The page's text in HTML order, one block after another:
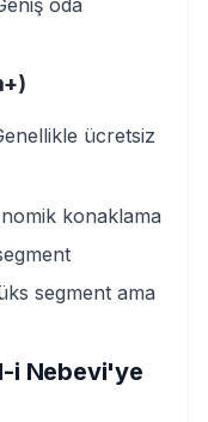
oda
ücretsiz
konaklama
segment ama
i Nebevi'ye